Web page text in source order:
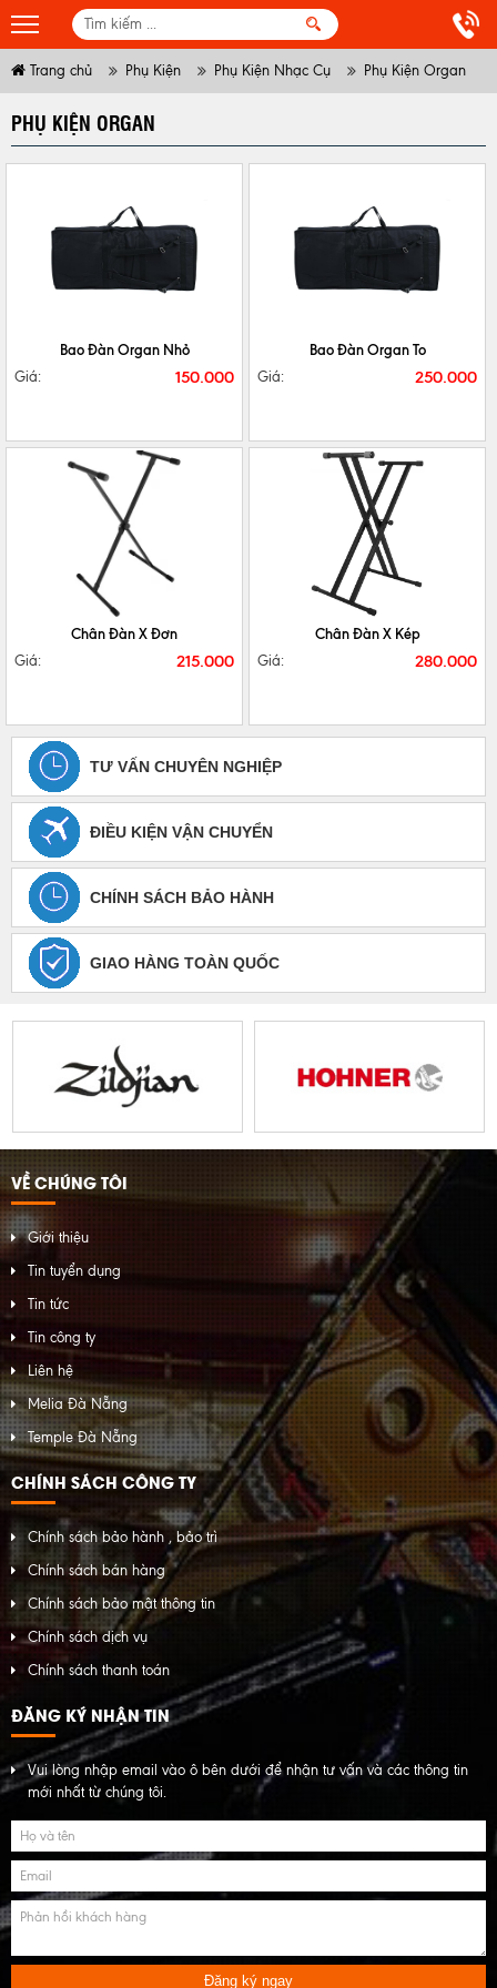
Trang chủ Phụ Kiện Phụ Kiện Nhạc Cụ Phụ Kiện Organ
PHỤ KIỆN ORGAN
Bao Đàn Organ Nhỏ
Giá: 150.000
Bao Đàn Organ To
Giá: 250.000
Chân Đàn X Đơn
Giá: 215.000
CHI TIẾT
Chân Đàn X Kép
Giá: 280.000
TƯ VẤN CHUYÊN NGHIỆP
ĐIỀU KIỆN VẬN CHUYỂN
CHÍNH SÁCH BẢO HÀNH
GIAO HÀNG TOÀN QUỐC
VỀ CHÚNG TÔI
Giới thiệu
Tin tuyển dụng
Tin tức
Tin công ty
Liên hệ
Melia Đà Nẵng
Temple Đà Nẵng
CHÍNH SÁCH CÔNG TY
Chính sách bảo hành , bảo trì
Chính sách bán hàng
Chính sách bảo mật thông tin
Chính sách dịch vụ
Chính sách thanh toán
ĐĂNG KÝ NHẬN TIN
Vui lòng nhập email vào ô bên dưới để nhận tư vấn và các thông tin
mới nhất từ chúng tôi.
Đăng ký ngay